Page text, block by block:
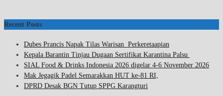
Recent Posts
Dubes Prancis Napak Tilas Warisan Perkeretaapian
Kepala Barantin Tinjau Dugaan Sertifikat Karantina Palsu
SIAL Food & Drinks Indonesia 2026 digelar 4-6 November 2026
Mak Jegagik Padel Semarakkan HUT ke-81 RI,
DPRD Desak BGN Tutup SPPG Karangturi